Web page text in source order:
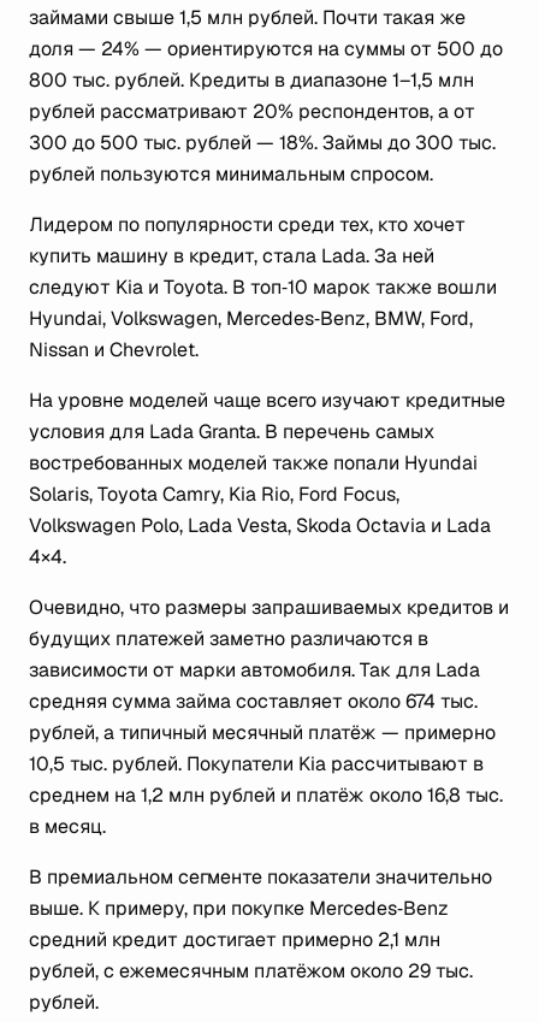
займами свыше 1,5 млн рублей. Почти такая же
доля — 24% — ориентируются на суммы от 500 до
800 тыс. рублей. Кредиты в диапазоне 1–1,5 млн
рублей рассматривают 20% респондентов, а от
300 до 500 тыс. рублей — 18%. Займы до 300 тыс.
рублей пользуются минимальным спросом.
Лидером по популярности среди тех, кто хочет
купить машину в кредит, стала Lada. За ней
следуют Kia и Toyota. В топ‑10 марок также вошли
Hyundai, Volkswagen, Mercedes‑Benz, BMW, Ford,
Nissan и Chevrolet.
На уровне моделей чаще всего изучают кредитные
условия для Lada Granta. В перечень самых
востребованных моделей также попали Hyundai
Solaris, Toyota Camry, Kia Rio, Ford Focus,
Volkswagen Polo, Lada Vesta, Skoda Octavia и Lada
4×4.
Очевидно, что размеры запрашиваемых кредитов и
будущих платежей заметно различаются в
зависимости от марки автомобиля. Так для Lada
средняя сумма займа составляет около 674 тыс.
рублей, а типичный месячный платёж — примерно
10,5 тыс. рублей. Покупатели Kia рассчитывают в
среднем на 1,2 млн рублей и платёж около 16,8 тыс.
в месяц.
В премиальном сегменте показатели значительно
выше. К примеру, при покупке Mercedes‑Benz
средний кредит достигает примерно 2,1 млн
рублей, с ежемесячным платёжом около 29 тыс.
рублей.